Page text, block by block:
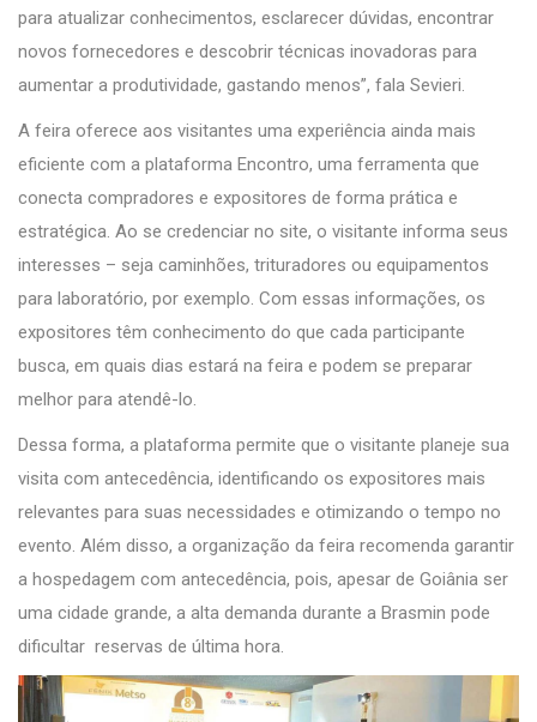
para atualizar conhecimentos, esclarecer dúvidas, encontrar
novos fornecedores e descobrir técnicas inovadoras para
aumentar a produtividade, gastando menos”, fala Sevieri.
A feira oferece aos visitantes uma experiência ainda mais
eficiente com a plataforma Encontro, uma ferramenta que
conecta compradores e expositores de forma prática e
estratégica. Ao se credenciar no site, o visitante informa seus
interesses – seja caminhões, trituradores ou equipamentos
para laboratório, por exemplo. Com essas informações, os
expositores têm conhecimento do que cada participante
busca, em quais dias estará na feira e podem se preparar
melhor para atendê-lo.
Dessa forma, a plataforma permite que o visitante planeje sua
visita com antecedência, identificando os expositores mais
relevantes para suas necessidades e otimizando o tempo no
evento. Além disso, a organização da feira recomenda garantir
a hospedagem com antecedência, pois, apesar de Goiânia ser
uma cidade grande, a alta demanda durante a Brasmin pode
dificultar reservas de última hora.